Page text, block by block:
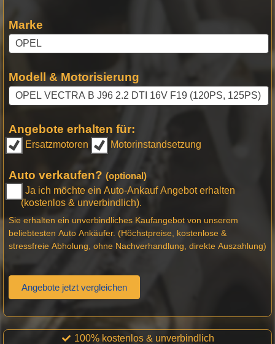
Marke
Modell & Motorisierung
Angebote erhalten für:
Ersatzmotoren Motorinstandsetzung
Auto verkaufen? (optional)
Ja ich möchte ein Auto-Ankauf Angebot erhalten
(kostenlos & unverbindlich).
Sie erhalten ein unverbindliches Kaufangebot von unserem
beliebtesten Auto Ankäufer. (Höchstpreise, kostenlose &
stressfreie Abholung, ohne Nachverhandlung, direkte Auszahlung)
Angebote jetzt vergleichen
100% kostenlos & unverbindlich